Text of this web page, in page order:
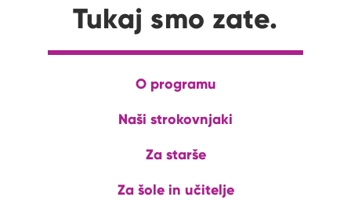
Tukaj smo zate.
O programu
Naši strokovnjaki
Za starše
Za šole in učitelje